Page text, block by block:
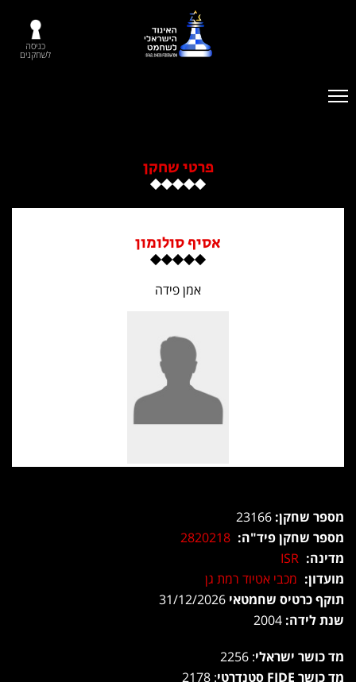
כניסה
לשחקנים
פרטי שחקן
אסיף סולומון
אמן פידה
מספר שחקן:
מספר שחקן פיד"ה: 2820218
מדינה: ISR
מועדון: מכבי אטיוד רמת גן
תוקף כרטיס שחמטאי
שנת לידה:
מד כושר ישראלי: 2256
מד כושר FIDE סטנדרטי
: 2178